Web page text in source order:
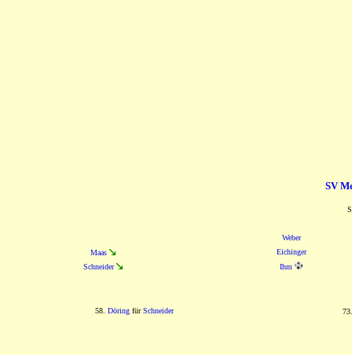
SV
Weber
Maas
Eichinger
Schneider
Ihm
58. Döring fürSchneider